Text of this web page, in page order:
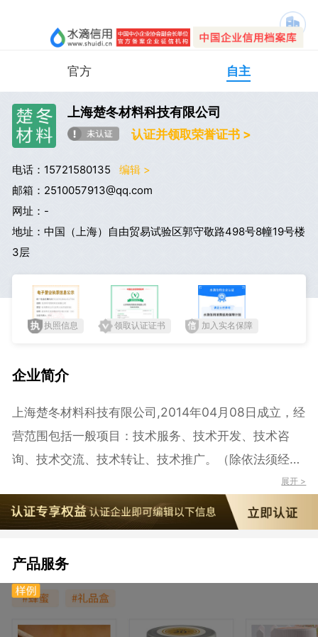
官方 自主
上海楚冬材料科技有限公司
认证并领取荣誉证书 >
电话：15721580135
编辑 >
邮箱：2510057913@qq.com
网址：-
地址：中国（上海）自由贸易试验区郭守敬路498号8幢19号楼
3层
执照信息 领取认证证书 加入实名保障
企业简介
上海楚冬材料科技有限公司,2014年04月08日成立，经
营范围包括一般项目：技术服务、技术开发、技术咨
询、技术交流、技术转让、技术推广。（除依法须经批
准的项目外，凭营业执照依法自主开展经营活动） 自主
展示（特色）项目：电子产品销售；橡胶制品销售；计
算机软硬件及辅助设备零售；通讯设备销售；建筑材料
销售；仪器仪表销售；金属材料销售；文具用品零售；
办公用品销售；日用百货销售；机械设备销售；普通机
械设备安装服务。
展开 >
产品服务